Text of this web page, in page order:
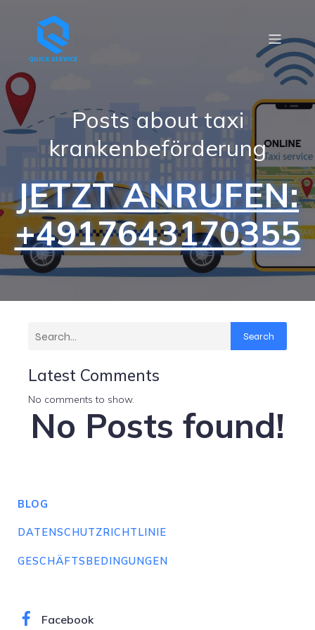
Posts about taxi
krankenbeförderung
JETZT ANRUFEN:
+4917643170355
Search
Latest Comments
No comments to show.
No Posts found!
BLOG
DATENSCHUTZRICHTLINIE
GESCHÄFTSBEDINGUNGEN
Facebook